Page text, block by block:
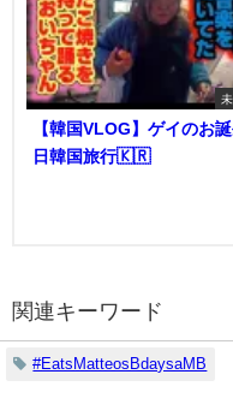
【韓国VLOG】ゲイのお
日韓国旅行🇰🇷
関連キーワード
#EatsMatteosBdaysaMB